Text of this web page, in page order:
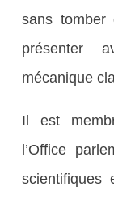
sans tomber
présenter
mécanique
Il est
l’Office
scientifiques